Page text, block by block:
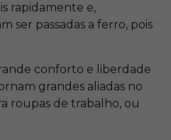
rapidamente e,
ser passadas a ferro, pois
conforto e liberdade
grandes aliadas no
roupas de trabalho, ou